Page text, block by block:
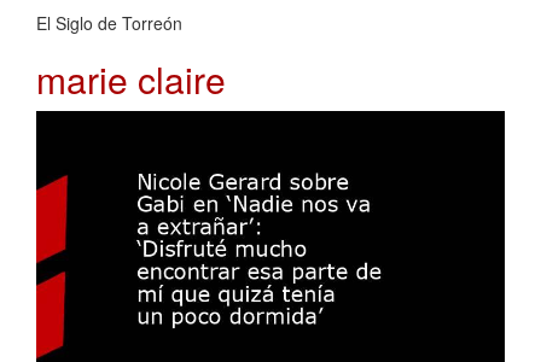
El Siglo de Torreón
marie claire